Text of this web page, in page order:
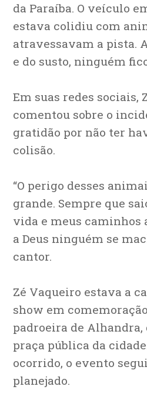
da Paraíba. O veículo
estava colidiu com
atravessavam a pista.
e do susto, ninguém
Em suas redes sociais,
comentou sobre o
gratidão por não ter
colisão.
“O perigo desses
grande. Sempre que
vida e meus caminhos
a Deus ninguém se
cantor.
Zé Vaqueiro estava a
show em
padroeira de
praça pública da
ocorrido, o evento
planejado.